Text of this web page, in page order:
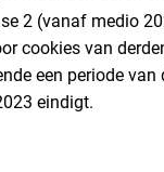
2 (vanaf medio
cookies van
een periode van
eindigt.